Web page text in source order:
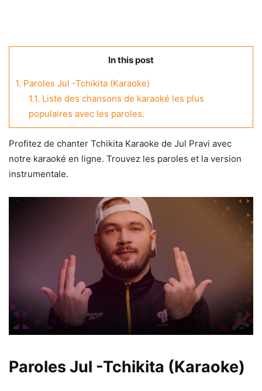
In this post
1. Paroles Jul -Tchikita (Karaoke)
1.1. Liste des chansons de karaoké les plus
populaires avec les paroles.
Profitez de chanter Tchikita Karaoke de Jul Pravi avec
notre karaoké en ligne. Trouvez les paroles et la version
instrumentale.
Paroles Jul -Tchikita (Karaoke)